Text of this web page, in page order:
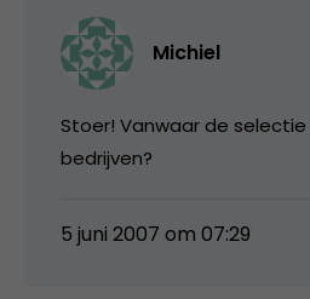
Michiel
Stoer! Vanwaar de
bedrijven?
5 juni 2007 om 07:29